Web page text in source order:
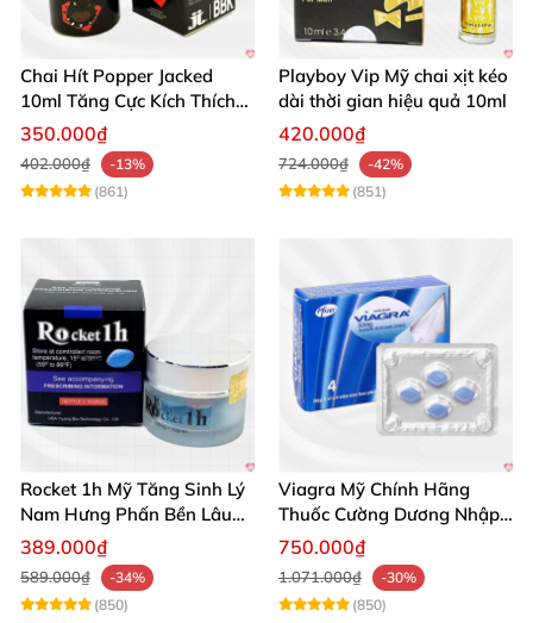
Chai Hít Popper Jacked
10ml Tăng Cực Kích Thích
Mạnh Mẽ
350.000₫
402.000₫
-13%
(861)
Playboy Vip Mỹ chai xịt kéo
dài thời gian hiệu quả 10ml
420.000₫
724.000₫
-42%
(851)
Rocket 1h Mỹ Tăng Sinh Lý
Nam Hưng Phấn Bền Lâu
Mạnh Mẽ
389.000₫
589.000₫
-34%
(850)
Viagra Mỹ Chính Hãng
Thuốc Cường Dương Nhập
Khẩu Chính Ngạch
750.000₫
1.071.000₫
-30%
(850)